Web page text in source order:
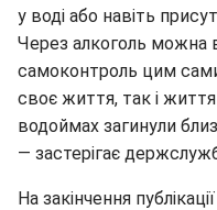
у воді або навіть
Через алкоголь можна
самоконтроль цим
своє життя, так і
водоймах загинули
— застерігає
На закінчення